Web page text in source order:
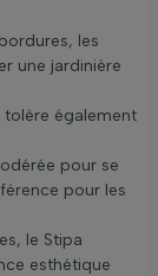
les
une jardinière
tolère également
pour se
pour les
le Stipa
esthétique